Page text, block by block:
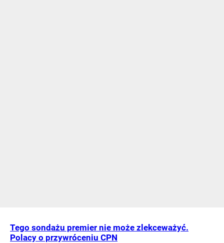
Tego sondażu premier nie może zlekceważyć.
Polacy o przywróceniu CPN